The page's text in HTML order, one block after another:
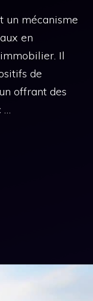
un mécanisme
en
Il
de
offrant des
…